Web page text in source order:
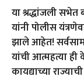
या श्रद्धांजली सभेत
यांनी पोलीस
झाले आहेत!
यांची आत्महत्या
कायद्याच्या